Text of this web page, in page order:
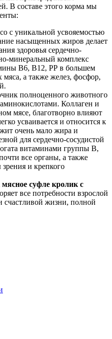
В составе этого корма мы
с уникальной усвояемостью
насыщенных жиров делает
здоровья сердечно-
минеральный комплекс
В6, В12, РР в большем
мяса, а также желез, фосфор,
полноценного животного
Коллаген и
мясе, благотворно влияют
усваивается и относится к
очень мало жира и
для сердечно-сосудистой
витаминами группы В,
все органы, а также
и крепкого
суфле кролик с
все потребности взрослой
счастливой жизни, полной